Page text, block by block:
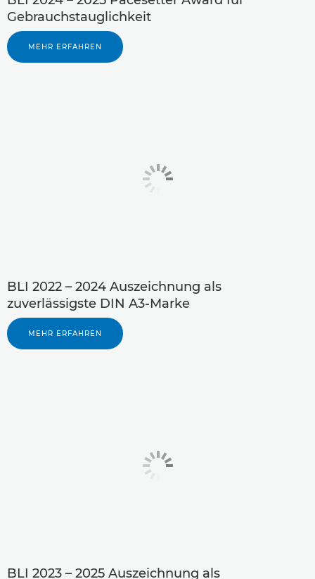
Gebrauchstauglichkeit
MEHR ERFAHREN
BLI 2022 – 2024 Auszeichnung als
zuverlässigste DIN A3-Marke
MEHR ERFAHREN
BLI 2023 – 2025 Auszeichnung als